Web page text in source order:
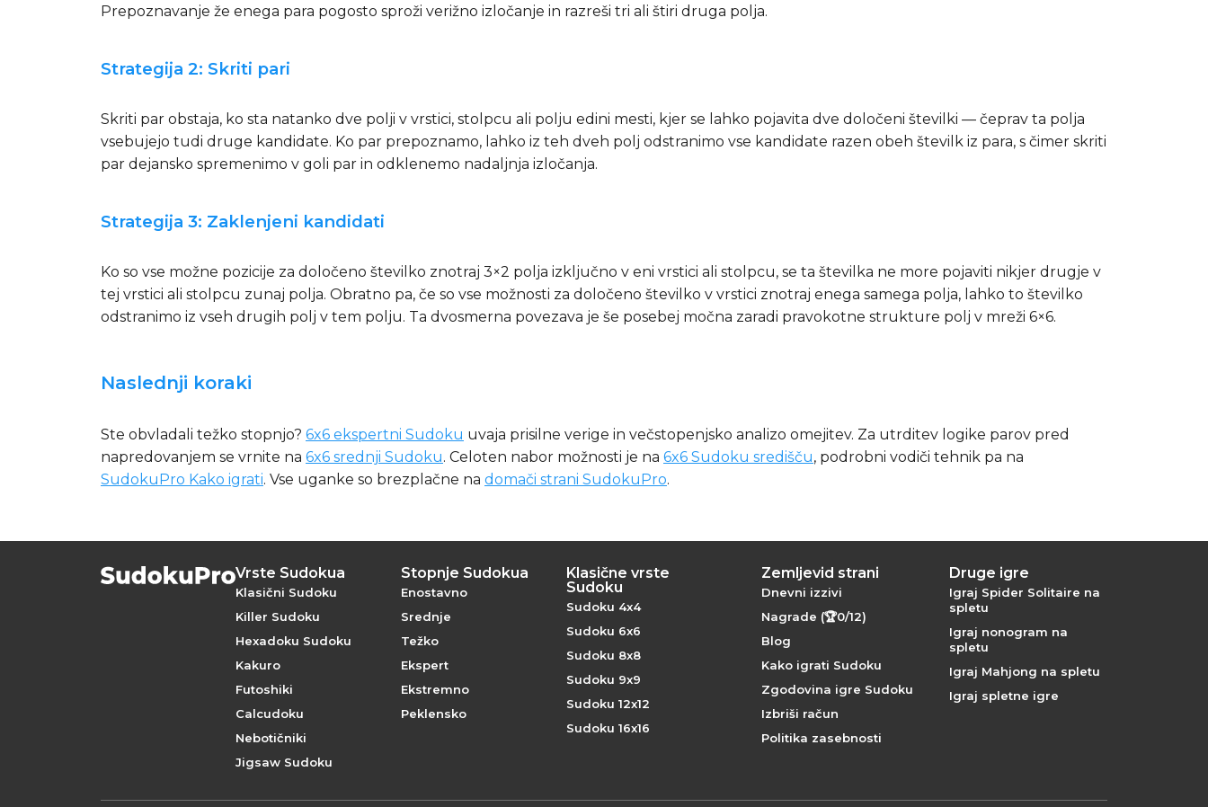
Prepoznavanje že enega para pogosto sproži verižno izločanje in razreši tri ali štiri druga polja.
Strategija 2: Skriti pari
Skriti par obstaja, ko sta natanko dve polji v vrstici, stolpcu ali polju edini mesti, kjer se lahko pojavita dve določeni številki — čeprav ta polja
vsebujejo tudi druge kandidate. Ko par prepoznamo, lahko iz teh dveh polj odstranimo vse kandidate razen obeh številk iz para, s čimer skriti
par dejansko spremenimo v goli par in odklenemo nadaljnja izločanja.
Strategija 3: Zaklenjeni kandidati
Ko so vse možne pozicije za določeno številko znotraj 3×2 polja izključno v eni vrstici ali stolpcu, se ta številka ne more pojaviti nikjer drugje v
tej vrstici ali stolpcu zunaj polja. Obratno pa, če so vse možnosti za določeno številko v vrstici znotraj enega samega polja, lahko to številko
odstranimo iz vseh drugih polj v tem polju. Ta dvosmerna povezava je še posebej močna zaradi pravokotne strukture polj v mreži 6×6.
Naslednji koraki
Ste obvladali težko stopnjo? 6x6 ekspertni Sudoku uvaja prisilne verige in večstopenjsko analizo omejitev. Za utrditev logike parov pred
napredovanjem se vrnite na 6x6 srednji Sudoku. Celoten nabor možnosti je na 6x6 Sudoku središču, podrobni vodiči tehnik pa na
SudokuPro Kako igrati. Vse uganke so brezplačne na domači strani SudokuPro.
Vrste Sudokua
Klasični Sudoku
Killer Sudoku
Hexadoku Sudoku
Kakuro
Futoshiki
Calcudoku
Nebotičniki
Jigsaw Sudoku
Stopnje Sudokua
Enostavno
Srednje
Težko
Ekspert
Ekstremno
Peklensko
Klasične vrste
Sudoku
Sudoku 4x4
Sudoku 6x6
Sudoku 8x8
Sudoku 9x9
Sudoku 12x12
Sudoku 16x16
Zemljevid strani
Dnevni izzivi
Nagrade (🏆0/12)
Blog
Kako igrati Sudoku
Zgodovina igre Sudoku
Izbriši račun
Politika zasebnosti
Druge igre
Igraj Spider Solitaire na
spletu
Igraj nonogram na
spletu
Igraj Mahjong na spletu
Igraj spletne igre